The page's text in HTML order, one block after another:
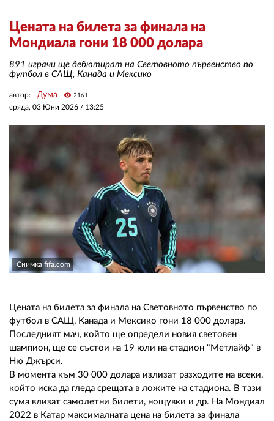
Снимка fifa.com
Цената на билета за финала на
Мондиала гони 18 000 долара
891 играчи ще дебютират на Световното първенство по
футбол в САЩ, Канада и Мексико
сряда, 03 Юни 2026 / 13:25
автор: Дума visibility 2161
Цената на билета за финала на Световното първенство по
футбол в САЩ, Канада и Мексико гони 18 000 долара.
Последният мач, който ще определи новия световен
шампион, ще се състои на 19 юли на стадион "Метлайф" в
Ню Джърси.
В момента към 30 000 долара излизат разходите на всеки,
който иска да гледа срещата в ложите на стадиона. В тази
сума влизат самолетни билети, нощувки и др. На Мондиал
2022 в Катар максималната цена на билета за финала
ДРУГИ
ЗА НАС
КОНТАКТИ
РЕКЛАМА
АБОНАМЕНТ
УСЛОВИЯ ЗА ПОЛЗВАНЕ
ПОЛИТИКА ЗА БИСКВИТКИТЕ
ПОЛИТИКАТА ЗА
ПОВЕРИТЕЛНОСТ
02 975 20 35